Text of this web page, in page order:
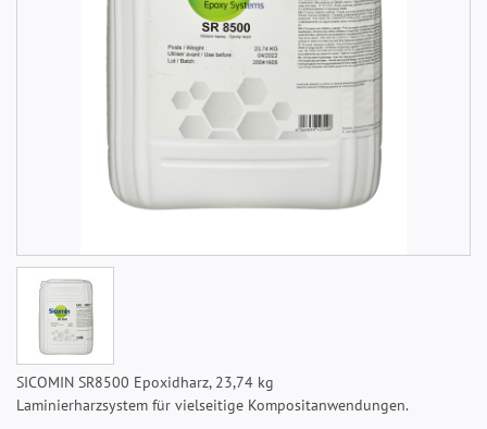
SICOMIN SR8500 Epoxidharz, 23,74 kg
Laminierharzsystem für vielseitige Kompositanwendungen.